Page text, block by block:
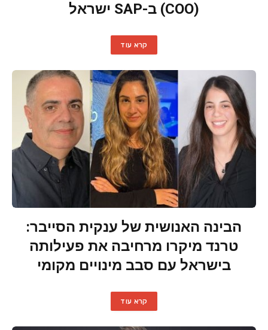
(COO) ב-SAP ישראל
קרא עוד
הבינה האנושית של ענקית הסייבר:
טרנד מיקרו מרחיבה את פעילותה
בישראל עם סבב מינויים מקומי
קרא עוד